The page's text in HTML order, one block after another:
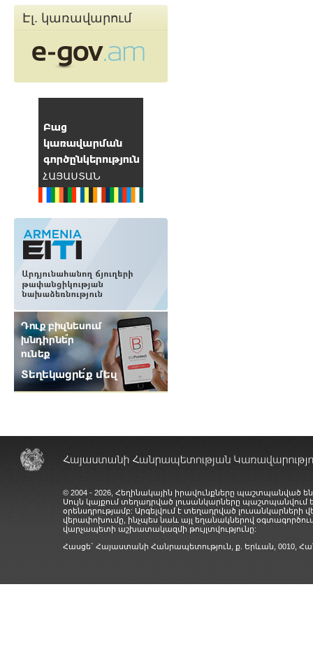
Էլ. կառավարում
© 2004 - 2026, Հեղինակային իրավունքները պաշտպանված
Սույն կայքում տեղադրված լուսանկարները
օրենսդրությամբ: Արգելվում է տեղադրված
վերափոխումը, ինչպես նաև այլ եղանակներով
վարչապետի աշխատակազմի թույլտվությունը:
Հասցե` Հայաստանի Հանրապետություն, ք. Երևան, 0010,